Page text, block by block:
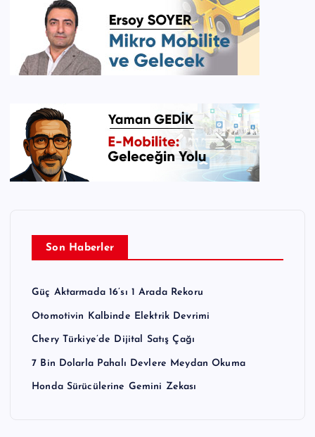
Son Haberler
Güç Aktarmada 16’sı 1 Arada Rekoru
Otomotivin Kalbinde Elektrik Devrimi
Chery Türkiye’de Dijital Satış Çağı
7 Bin Dolarla Pahalı Devlere Meydan Okuma
Honda Sürücülerine Gemini Zekası